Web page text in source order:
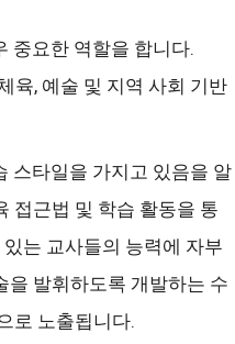
중요한 역할을 합니다.
육, 예술 및 지역 사회 기반
스타일을 가지고 있음을 알
접근법 및 학습 활동을 통
는 교사들의 능력에 자부
을 발휘하도록 개발하는 수
로 노출됩니다.